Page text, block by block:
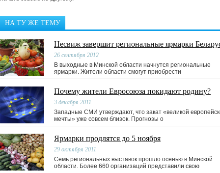
НА ТУ ЖЕ ТЕМУ
Несвиж завершит региональные ярмарки
26 сентября 2012
В выходные в Минской области начнутся региональные
ярмарки. Жители области смогут приобрести
Почему жители Евросоюза покидают родину?
3 декабря 2011
Западные СМИ утверждают, что закат «великой
мечты» уже совсем близок. Прогнозы о
Ярмарки продлятся до 5 ноября
29 октября 2011
Семь региональных выставок прошло осенью в Минской
области. Более 660 организаций представили свою